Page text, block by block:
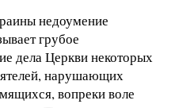
недоумение
грубое
дела Церкви некоторых
нарушающих
вопреки воле